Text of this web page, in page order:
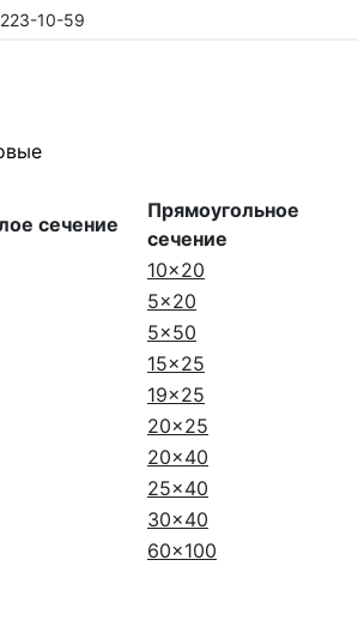
10-59
сечение
Прямоугольное
сечение
10x20
5x20
5x50
15x25
19x25
20x25
20x40
25x40
30x40
60x100